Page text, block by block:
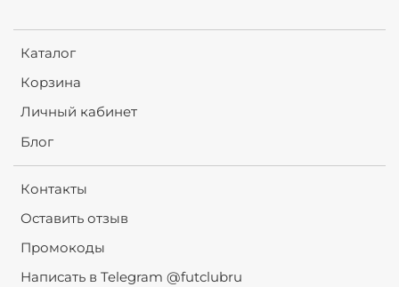
Каталог
Корзина
Личный кабинет
Блог
Контакты
Оставить отзыв
Промокоды
Написать в Telegram @futclubru